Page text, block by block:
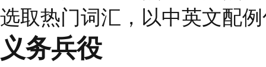
选取热门词汇，以中英文配
义务兵役